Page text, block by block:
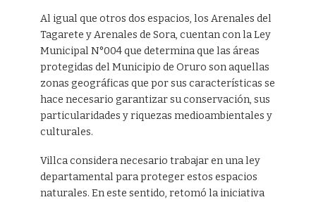
Al igual que otros dos espacios, los Arenales del
Tagarete y Arenales de Sora, cuentan con la Ley
Municipal N°004 que determina que las áreas
protegidas del Municipio de Oruro son aquellas
zonas geográficas que por sus características se
hace necesario garantizar su conservación, sus
particularidades y riquezas medioambientales y
culturales.
Villca considera necesario trabajar en una ley
departamental para proteger estos espacios
naturales. En este sentido, retomó la iniciativa